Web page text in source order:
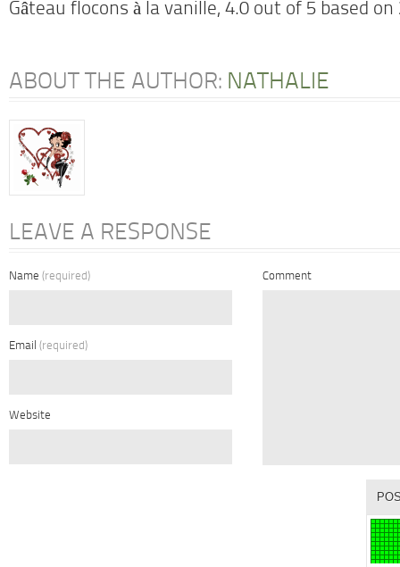
Gâteau flocons à la vanille, 4.0 out of 5 based on
ABOUT THE AUTHOR: NATHALIE
LEAVE A RESPONSE
Name (required)
Email (required)
Website
Comment